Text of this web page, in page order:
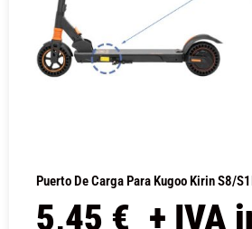
Puerto De Carga Para Kugoo Kirin S8/
5,45 € + IVA